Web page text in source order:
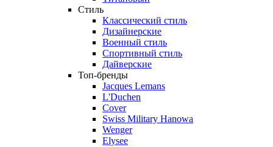
Стиль
Классический стиль
Дизайнерские
Военный стиль
Спортивный стиль
Дайверские
Топ-бренды
Jacques Lemans
L'Duchen
Cover
Swiss Military Hanowa
Wenger
Elysee